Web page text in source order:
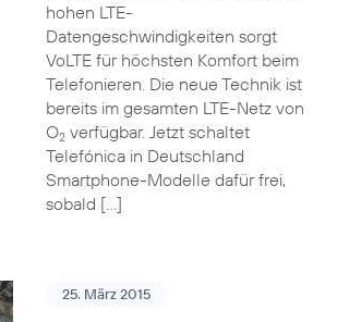
hohen LTE-
Datengeschwindigkeiten sorgt
VoLTE für höchsten Komfort beim
Telefonieren. Die neue Technik ist
bereits im gesamten LTE-Netz von
O2verfügbar. Jetzt schaltet
Telefónica in Deutschland
Smartphone-Modelle dafür frei,
sobald […]
25. März 2015